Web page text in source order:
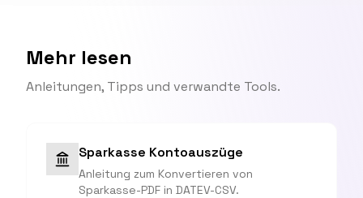
Mehr lesen
Anleitungen, Tipps und verwandte Tools.
Sparkasse Kontoauszüge
Anleitung zum Konvertieren von
Sparkasse-PDF in DATEV-CSV.